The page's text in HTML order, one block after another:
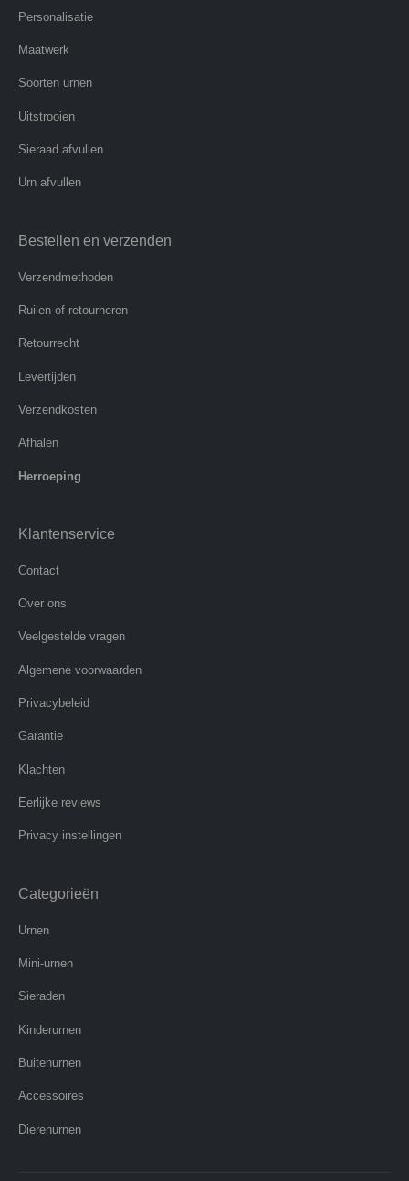
Personalisatie
Maatwerk
Soorten urnen
Uitstrooien
Sieraad afvullen
Urn afvullen
Bestellen en verzenden
Verzendmethoden
Ruilen of retourneren
Retourrecht
Levertijden
Verzendkosten
Afhalen
Herroeping
Klantenservice
Contact
Over ons
Veelgestelde vragen
Algemene voorwaarden
Privacybeleid
Garantie
Klachten
Eerlijke reviews
Privacy instellingen
Categorieën
Urnen
Mini-urnen
Sieraden
Kinderurnen
Buitenurnen
Accessoires
Dierenurnen